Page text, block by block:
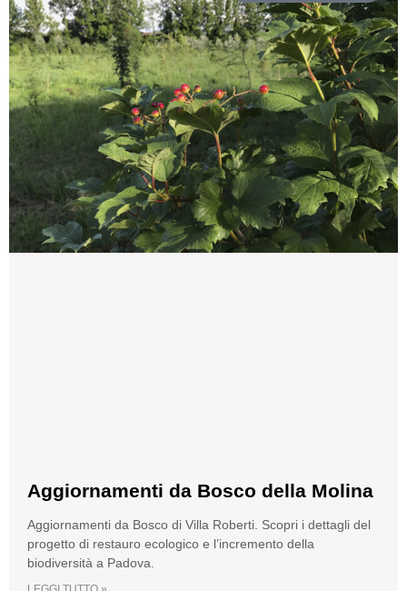
Aggiornamenti da Bosco della Molina
Aggiornamenti da Bosco di Villa Roberti. Scopri i dettagli del
progetto di restauro ecologico e l’incremento della
biodiversità a Padova.